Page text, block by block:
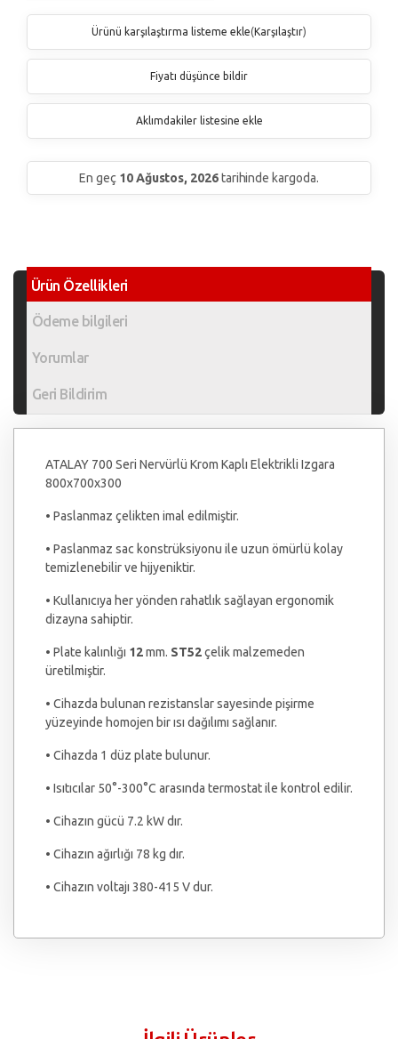
Ürünü karşılaştırma listeme ekle( Karşılaştır)
Fiyatı düşünce bildir
Aklımdakiler listesine ekle
En geç 10 Ağustos, 2026tarihinde kargoda.
Ürün Özellikleri
Ödeme bilgileri
Yorumlar
Geri Bildirim
ATALAY 700 Seri Nervürlü Krom Kaplı Elektrikli Izgara
800x700x300
• Paslanmaz çelikten imal edilmiştir.
• Paslanmaz sac konstrüksiyonu ile uzun ömürlü kolay
temizlenebilir ve hijyeniktir.
• Kullanıcıya her yönden rahatlık sağlayan ergonomik
dizayna sahiptir.
• Plate kalınlığı 12mm. ST52çelik malzemeden
üretilmiştir.
• Cihazda bulunan rezistanslar sayesinde pişirme
yüzeyinde homojen bir ısı dağılımı sağlanır.
• Cihazda 1 düz plate bulunur.
• Isıtıcılar 50°-300°C arasında termostat ile kontrol edilir.
• Cihazın gücü 7.2 kW dır.
• Cihazın ağırlığı 78 kg dır.
• Cihazın voltajı 380-415 V dur.